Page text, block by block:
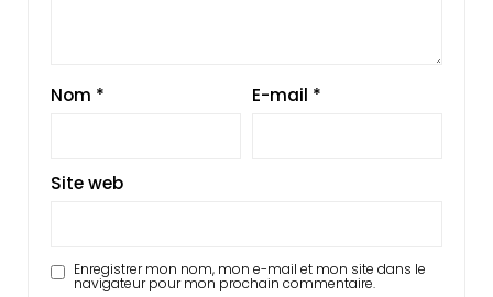
Nom * E-mail *
Site web
Enregistrer mon nom, mon e-mail et mon site dans le
navigateur pour mon prochain commentaire.